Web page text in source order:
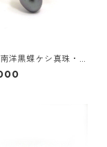
洋黒蝶ケシ真珠・
ドリング《どんぐ
）